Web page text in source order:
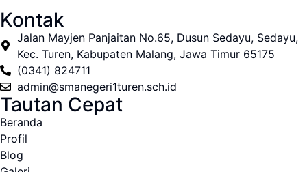
Kontak
Jalan Mayjen Panjaitan No.65, Dusun Sedayu, Sedayu,
Kec. Turen, Kabupaten Malang, Jawa Timur 65175
(0341) 824711
admin@smanegeri1turen.sch.id
Tautan Cepat
Beranda
Profil
Blog